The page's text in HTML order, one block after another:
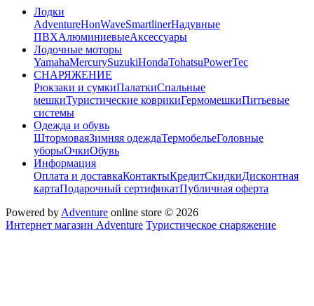
Лодки
AdventureHonWaveSmartlinerНадувные
ПВХАлюминиевыеАксессуары
Лодочные моторы
YamahaMercurySuzukiHondaTohatsuPowerTec
СНАРЯЖЕНИЕ
Рюкзаки и сумкиПалаткиСпальные
мешкиТуристические коврикиГермомешкиПитьевые
системы
Одежда и обувь
ШтормоваяЗимняя одеждаТермобельеГоловные
уборыОчкиОбувь
Информация
Оплата и доставкаКонтактыКредитСкидкиДисконтная
картаПодарочный сертификатПубличная оферта
Powered by Adventure online store © 2026
Интернет магазин Adventure Туристическое снаряжение